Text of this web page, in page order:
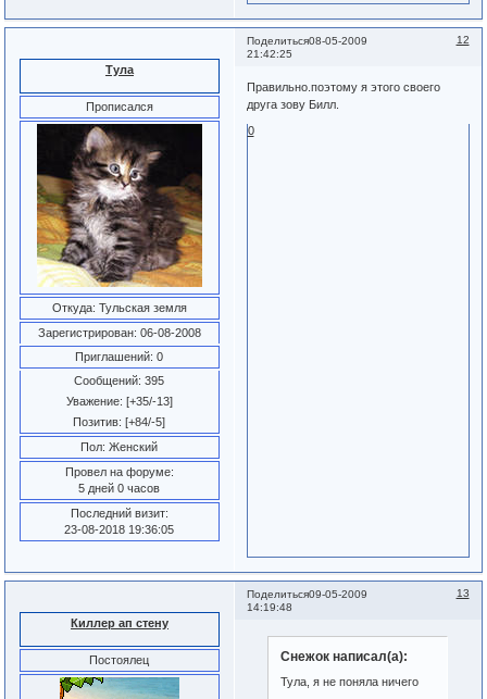
Поделиться 12
08-05-2009
21:42:25
Тула
Прописался
Откуда: Тульская земля
Зарегистрирован: 06-08-2008
Приглашений: 0
Сообщений: 395
Уважение: [+35/-13]
Позитив: [+84/-5]
Пол: Женский
Провел на форуме:
5 дней 0 часов
Последний визит:
23-08-2018 19:36:05
Правильно.поэтому я этого своего
друга зову Билл.
0
Поделиться 13
09-05-2009
14:19:48
Киллер ап стену
Постоялец Снежок написал(а):
Тула, я не поняла ничего